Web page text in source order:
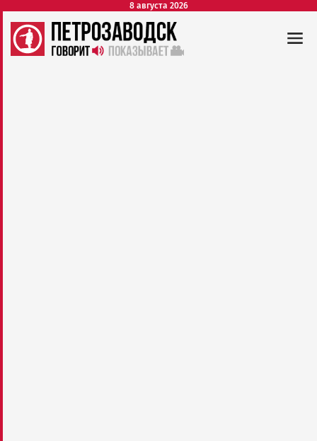
8 августа 2026